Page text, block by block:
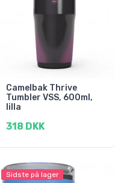
Camelbak Thrive
Tumbler VSS, 600ml,
lilla
318 DKK
Sidste på lager